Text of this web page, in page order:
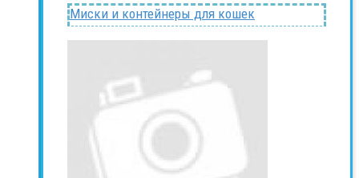
Миски и контейнеры для кошек